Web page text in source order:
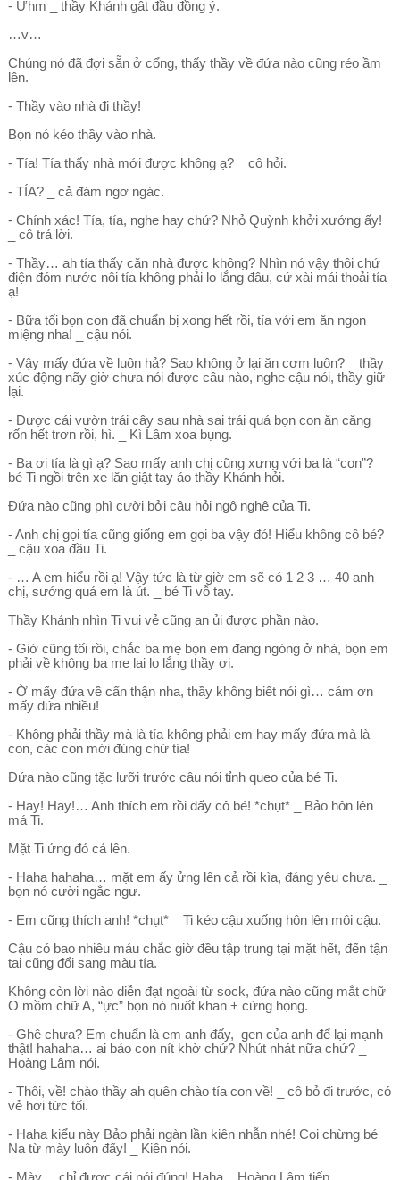
- Ưhm _ thầy Khánh gật đầu đồng ý.
…v…
Chúng nó đã đợi sẵn ở cổng, thấy thầy về đứa nào cũng réo ầm
lên.
- Thầy vào nhà đi thầy!
Bọn nó kéo thầy vào nhà.
- Tía! Tía thấy nhà mới được không ạ? _ cô hỏi.
- TÍA? _ cả đám ngơ ngác.
- Chính xác! Tía, tía, nghe hay chứ? Nhỏ Quỳnh khởi xướng ấy!
_ cô trả lời.
- Thầy… ah tía thấy căn nhà được không? Nhìn nó vậy thôi chứ
điện đóm nước nôi tía không phải lo lắng đâu, cứ xài mái thoải tía
ạ!
- Bữa tối bọn con đã chuẩn bị xong hết rồi, tía với em ăn ngon
miệng nha! _ cậu nói.
- Vậy mấy đứa về luôn hả? Sao không ở lại ăn cơm luôn? _ thầy
xúc động nãy giờ chưa nói được câu nào, nghe cậu nói, thầy giữ
lại.
- Được cái vườn trái cây sau nhà sai trái quá bọn con ăn căng
rốn hết trơn rồi, hì. _ Kì Lâm xoa bụng.
- Ba ơi tía là gì ạ? Sao mấy anh chị cũng xưng với ba là “con”? _
bé Ti ngồi trên xe lăn giật tay áo thầy Khánh hỏi.
Đứa nào cũng phì cười bởi câu hỏi ngô nghê của Ti.
- Anh chị gọi tía cũng giống em gọi ba vậy đó! Hiểu không cô bé?
_ cậu xoa đầu Ti.
- … A em hiểu rồi ạ! Vậy tức là từ giờ em sẽ có 1 2 3 … 40 anh
chị, sướng quá em là út. _ bé Ti vỗ tay.
Thầy Khánh nhìn Ti vui vẻ cũng an ủi được phần nào.
- Giờ cũng tối rồi, chắc ba mẹ bọn em đang ngóng ở nhà, bọn em
phải về không ba mẹ lại lo lắng thầy ơi.
- Ờ mấy đứa về cẩn thận nha, thầy không biết nói gì… cám ơn
mấy đứa nhiều!
- Không phải thầy mà là tía không phải em hay mấy đứa mà là
con, các con mới đúng chứ tía!
Đứa nào cũng tặc lưỡi trước câu nói tỉnh queo của bé Ti.
- Hay! Hay!… Anh thích em rồi đấy cô bé! *chụt* _ Bảo hôn lên
má Ti.
Mặt Ti ửng đỏ cả lên.
- Haha hahaha… mặt em ấy ửng lên cả rồi kìa, đáng yêu chưa. _
bọn nó cười ngắc ngư.
- Em cũng thích anh! *chụt* _ Ti kéo cậu xuống hôn lên môi cậu.
Cậu có bao nhiêu máu chắc giờ đều tập trung tại mặt hết, đến tận
tai cũng đổi sang màu tía.
Không còn lời nào diễn đạt ngoài từ sock, đứa nào cũng mắt chữ
O mồm chữ A, “ực” bọn nó nuốt khan + cứng họng.
- Ghê chưa? Em chuẩn là em anh đấy, gen của anh để lại mạnh
thật! hahaha… ai bảo con nít khờ chứ? Nhút nhát nữa chứ? _
Hoàng Lâm nói.
- Thôi, về! chào thầy ah quên chào tía con về! _ cô bỏ đi trước, có
vẻ hơi tức tối.
- Haha kiểu này Bảo phải ngàn lần kiên nhẫn nhé! Coi chừng bé
Na từ mày luôn đấy! _ Kiên nói.
- Mày… chỉ được cái nói đúng! Haha _ Hoàng Lâm tiếp.